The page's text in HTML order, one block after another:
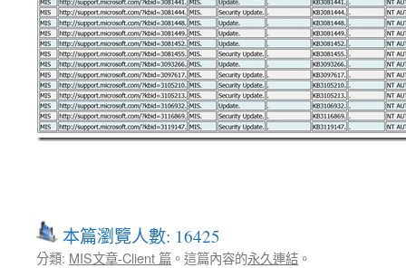
本篇瀏覽人數: 16425
分類: MIS文章-Client 篇 。這篇內容的永久連結 。